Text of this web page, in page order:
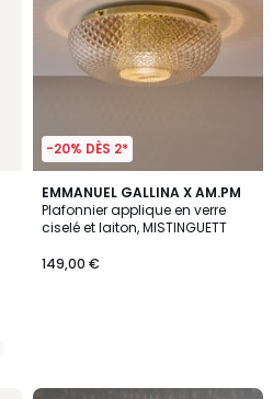
-20% DÈS 2*
EMMANUEL GALLINA X AM.PM
Plafonnier applique en verre
ciselé et laiton, MISTINGUETT
149,00 €